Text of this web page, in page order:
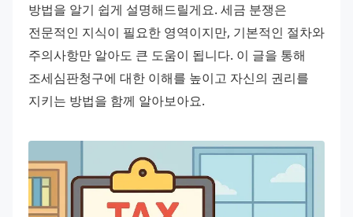
방법을 알기 쉽게 설명해드릴게요. 세금 분쟁은
전문적인 지식이 필요한 영역이지만, 기본적인 절차와
주의사항만 알아도 큰 도움이 됩니다. 이 글을 통해
조세심판청구에 대한 이해를 높이고 자신의 권리를
지키는 방법을 함께 알아보아요.